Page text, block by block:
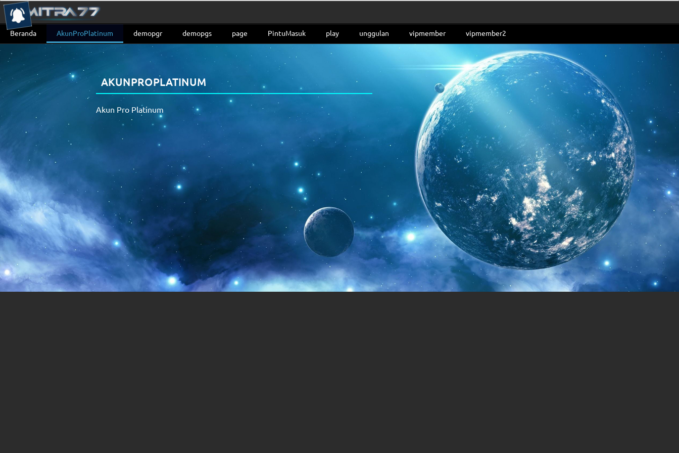
Beranda AkunProPlatinum demopgr demopgs page PintuMasuk play unggulan vipmember vipmember2
AKUNPROPLATINUM
Akun Pro Platinum